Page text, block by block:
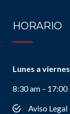
HORARIO
Lunes a viernes
8:30 am – 17:00
Aviso Legal